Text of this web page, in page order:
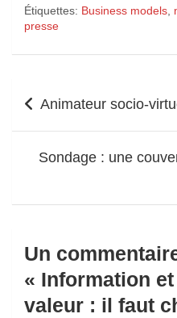
Étiquettes: Business models,
presse
de
Animateur socio-
Sondage : une
Un
« Information
valeur : il faut